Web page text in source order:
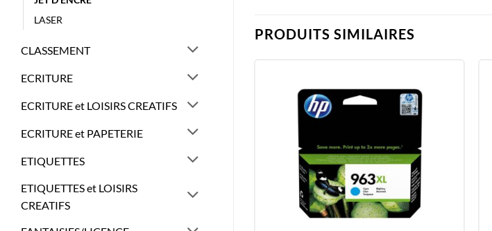
LASER
CLASSEMENT
ECRITURE
ECRITURE et LOISIRS CREATIFS
ECRITURE et PAPETERIE
ETIQUETTES
ETIQUETTES et LOISIRS
CREATIFS
PRODUITS SIMILAIRES